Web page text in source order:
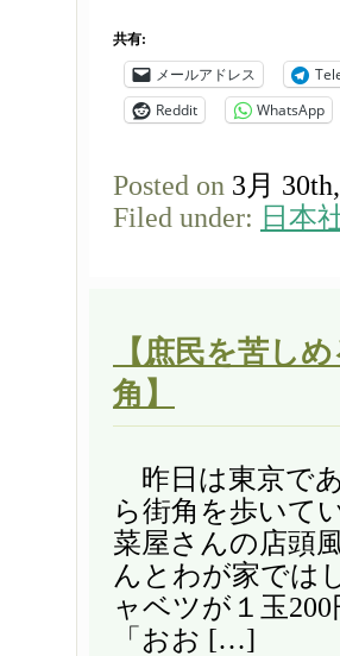
共有:
メールアドレス
Reddit
WhatsApp
Posted on 3月
Filed under: 日本
【庶民を苦し
角】
昨日は東京で
ら街角を歩いて
菜屋さんの店頭
んとわが家では
ャベツが１玉
「おお […]